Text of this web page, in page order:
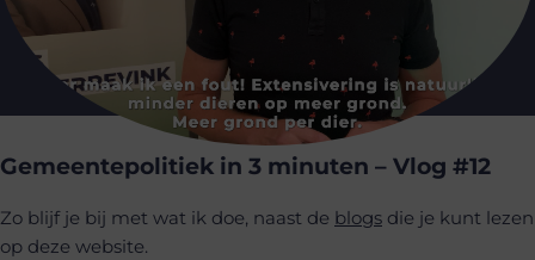
Gemeentepolitiek in 3 minuten – Vlog #12
Zo blijf je bij met wat ik doe, naast de blogs die je kunt lezen
op deze website.